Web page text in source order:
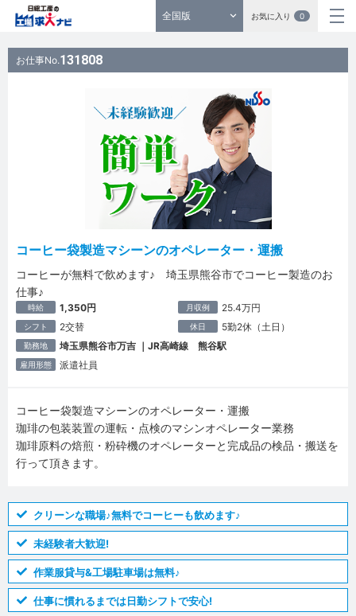
全国版 お気に入り 0
お仕事No.131808
コーヒー袋製造マシーンのオペレーター・運搬
コーヒーが無料で飲めます♪ 埼玉県熊谷市でコーヒー製造のお
仕事♪
時給 1,350円 月収例 25.4万円
シフト 2交替 休日 5勤2休（土日）
勤務地 埼玉県熊谷市万吉 ｜JR高崎線 熊谷駅
雇用形態 派遣社員
コーヒー袋製造マシーンのオペレーター・運搬
珈琲の包装装置の運転・点検のマシンオペレーター業務
珈琲原料の焙煎・粉砕機のオペレーターと完成品の検品・搬送を
行って頂きます。
クリーンな職場♪無料でコーヒーも飲めます♪
未経験者大歓迎!
作業服貸与&工場駐車場は無料♪
仕事に慣れるまでは日勤シフトで安心!